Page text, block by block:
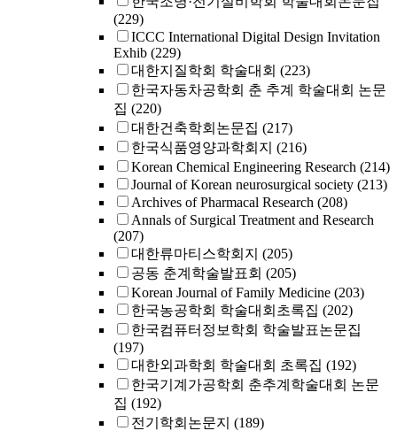
(229)
ICCC International Digital Design Invitation
Exhib (229)
대한지질학회 학술대회 (223)
한국자동차공학회 춘 추계 학술대회 논문
집 (220)
대한건축학회논문집 (217)
한국식품영양과학회지 (216)
Korean Chemical Engineering Research (214)
Journal of Korean neurosurgical society (213)
Archives of Pharmacal Research (208)
Annals of Surgical Treatment and Research
(207)
대한류마티스학회지 (205)
공동 춘계학술발표회 (205)
Korean Journal of Family Medicine (203)
한국농공학회 학술대회초록집 (202)
한국컴퓨터정보학회 학술발표논문집
(197)
대한외과학회 학술대회 초록집 (192)
한국기계가공학회 춘추계학술대회 논문
집 (192)
전기학회논문지 (189)